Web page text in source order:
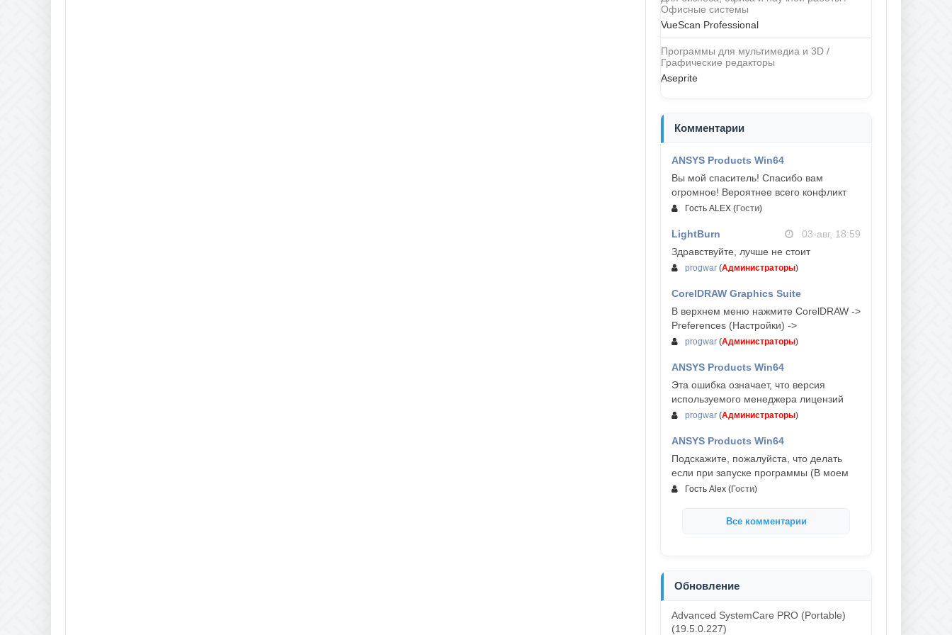
Офисные системы
VueScan Professional
Программы для мультимедиа и 3D /
Графические редакторы
Aseprite
Комментарии
ANSYS Products Win64
Вы мой спаситель! Спасибо вам
огромное! Вероятнее всего конфликт
Гость ALEX (Гости)
LightBurn
03-авг, 18:59
Здравствуйте, лучше не стоит
progwar (Администраторы)
CorelDRAW Graphics Suite
03-авг, 18:58
В верхнем меню нажмите CorelDRAW ->
Preferences (Настройки) ->
progwar (Администраторы)
ANSYS Products Win64
Эта ошибка означает, что версия
используемого менеджера лицензий
progwar (Администраторы)
ANSYS Products Win64
Подскажите, пожалуйста, что делать
если при запуске программы (В моем
Гость Alex (Гости)
Все комментарии
Обновление
Advanced SystemCare PRO (Portable)
(19.5.0.227)